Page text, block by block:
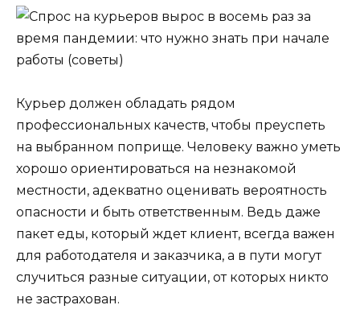
Курьер должен обладать рядом
профессиональных качеств, чтобы преуспеть
на выбранном поприще. Человеку важно уметь
хорошо ориентироваться на незнакомой
местности, адекватно оценивать вероятность
опасности и быть ответственным. Ведь даже
пакет еды, который ждет клиент, всегда важен
для работодателя и заказчика, а в пути могут
случиться разные ситуации, от которых никто
не застрахован.